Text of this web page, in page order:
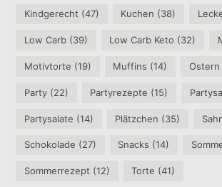
Kindgerecht (47) Kuchen (38)
Low Carb (39) Low Carb Keto (32)
Motivtorte (19) Muffins (14) Ostern
Party (22) Partyrezepte (15)
Partysalate (14) Plätzchen (35)
Schokolade (27) Snacks (14)
Sommerrezept (12) Torte (41)